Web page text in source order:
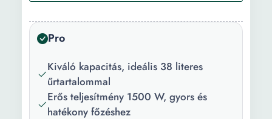
Vezérlőpanel
Maximum
hőmérséklet:
320 C
Pro
Kiváló kapacitás, ideális 38 literes
űrtartalommal
Erős teljesítmény 1500 W, gyors és
hatékony főzéshez